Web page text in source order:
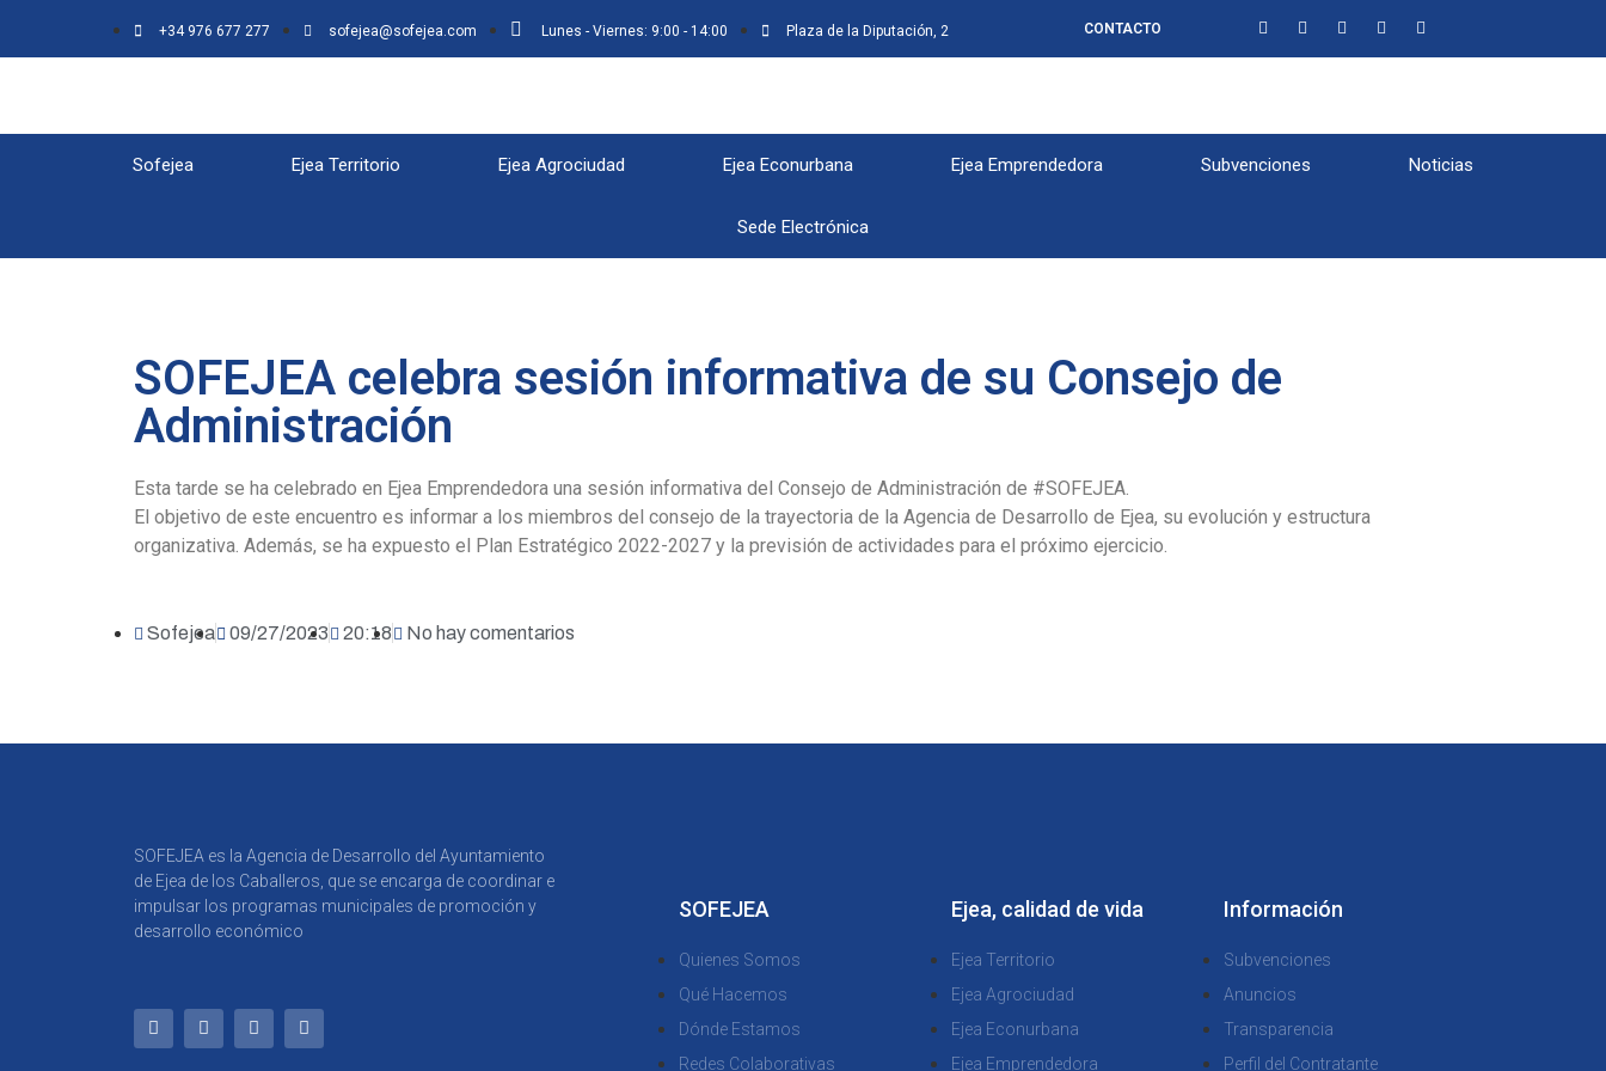
+34 976 677 277 sofejea@sofejea.com Lunes - Viernes: 9:00 - 14:00 Plaza de la Diputación, 2 CONTACTO
Sofejea Ejea Territorio Ejea Agrociudad Ejea Econurbana Ejea Emprendedora Subvenciones Noticias
Sede Electrónica
SOFEJEA celebra sesión informativa de su Consejo de
Administración
Esta tarde se ha celebrado en Ejea Emprendedora una sesión informativa del Consejo de Administración de #SOFEJEA.
El objetivo de este encuentro es informar a los miembros del consejo de la trayectoria de la Agencia de Desarrollo de Ejea, su evolución y estructura
organizativa. Además, se ha expuesto el Plan Estratégico 2022-2027 y la previsión de actividades para el próximo ejercicio.
Sofejea 09/27/2023 20:18 No hay comentarios
SOFEJEA es la Agencia de Desarrollo del Ayuntamiento
de Ejea de los Caballeros, que se encarga de coordinar e
impulsar los programas municipales de promoción y
desarrollo económico
SOFEJEA
Quienes Somos
Qué Hacemos
Dónde Estamos
Redes Colaborativas
Ejea, calidad de vida
Ejea Territorio
Ejea Agrociudad
Ejea Econurbana
Ejea Emprendedora
Información
Subvenciones
Anuncios
Transparencia
Perfil del Contratante